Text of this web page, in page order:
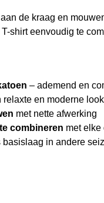
aan de kraag en
T-shirt eenvoudig te
– ademend en
en moderne look
met nette afwerking
combineren met elke
in andere